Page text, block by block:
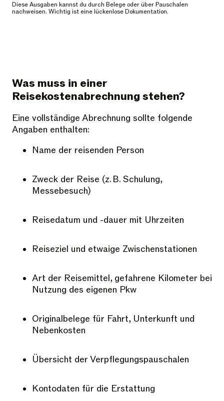
Diese Ausgaben kannst du durch Belege oder über Pauschalen
nachweisen. Wichtig ist eine lückenlose Dokumentation.
Was muss in einer
Reisekostenabrechnung stehen?
Eine vollständige Abrechnung sollte folgende
Angaben enthalten:
Name der reisenden Person
Zweck der Reise (z. B. Schulung,
Messebesuch)
Reisedatum und -dauer mit Uhrzeiten
Reiseziel und etwaige Zwischenstationen
Art der Reisemittel, gefahrene Kilometer bei
Nutzung des eigenen Pkw
Originalbelege für Fahrt, Unterkunft und
Nebenkosten
Übersicht der Verpflegungspauschalen
Kontodaten für die Erstattung